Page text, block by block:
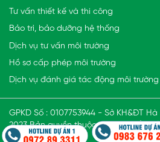
Tư vấn thiết kế và thi công
Bảo trì, bảo dưỡng hệ thống
Dịch vụ tư vấn môi trường
Hồ sơ cấp phép môi trường
Dịch vụ đánh giá tác động môi trường
GPKD Số : 0107753944 - Sở KH&ĐT Hà
2023 Bản quyền thuộc Công ty cổ
Smart